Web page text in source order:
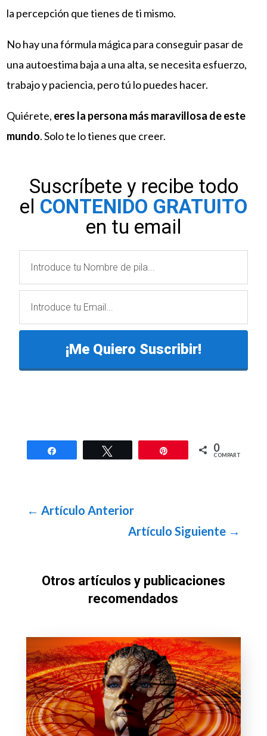
la percepción que tienes de ti mismo.
No hay una fórmula mágica para conseguir pasar de
una autoestima baja a una alta, se necesita esfuerzo,
trabajo y paciencia, pero tú lo puedes hacer.
Quiérete, eres la persona más maravillosa de este
mundo. Solo te lo tienes que creer.
Suscríbete y recibe todo
el CONTENIDO GRATUITO
en tu email
¡Me Quiero Suscribir!
0
COMPARTIR
← Artículo Anterior
Artículo Siguiente →
Otros artículos y publicaciones
recomendados